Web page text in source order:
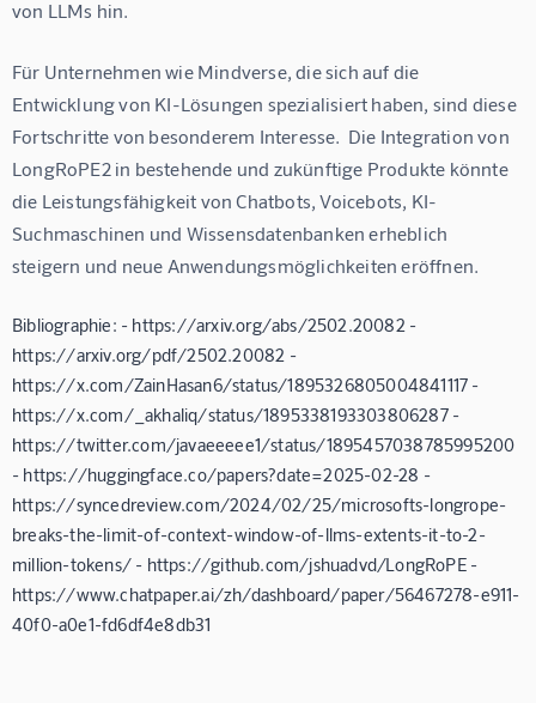
von LLMs hin.
Für Unternehmen wie Mindverse, die sich auf die
Entwicklung von KI-Lösungen spezialisiert haben, sind diese
Fortschritte von besonderem Interesse.  Die Integration von
LongRoPE2 in bestehende und zukünftige Produkte könnte
die Leistungsfähigkeit von Chatbots, Voicebots, KI-
Suchmaschinen und Wissensdatenbanken erheblich
steigern und neue Anwendungsmöglichkeiten eröffnen.
Bibliographie: - https://arxiv.org/abs/2502.20082 -
https://arxiv.org/pdf/2502.20082 -
https://x.com/ZainHasan6/status/1895326805004841117 -
https://x.com/_akhaliq/status/1895338193303806287 -
https://twitter.com/javaeeeee1/status/1895457038785995200
- https://huggingface.co/papers?date=2025-02-28 -
https://syncedreview.com/2024/02/25/microsofts-longrope-
breaks-the-limit-of-context-window-of-llms-extents-it-to-2-
million-tokens/ - https://github.com/jshuadvd/LongRoPE -
https://www.chatpaper.ai/zh/dashboard/paper/56467278-e911-
40f0-a0e1-fd6df4e8db31